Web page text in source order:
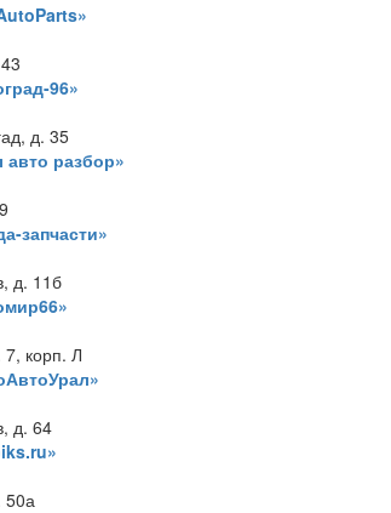
96»
д. 35
разбор»
запчасти»
д. 11б
7, корп. Л
д. 64
50а